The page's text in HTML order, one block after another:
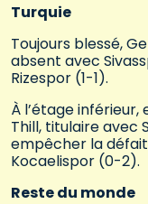
Turquie
Toujours blessé,
absent avec
Rizespor (1-1).
À l’étage inférieur,
Thill, titulaire avec
empêcher la
Kocaelispor (0-2).
Reste du monde